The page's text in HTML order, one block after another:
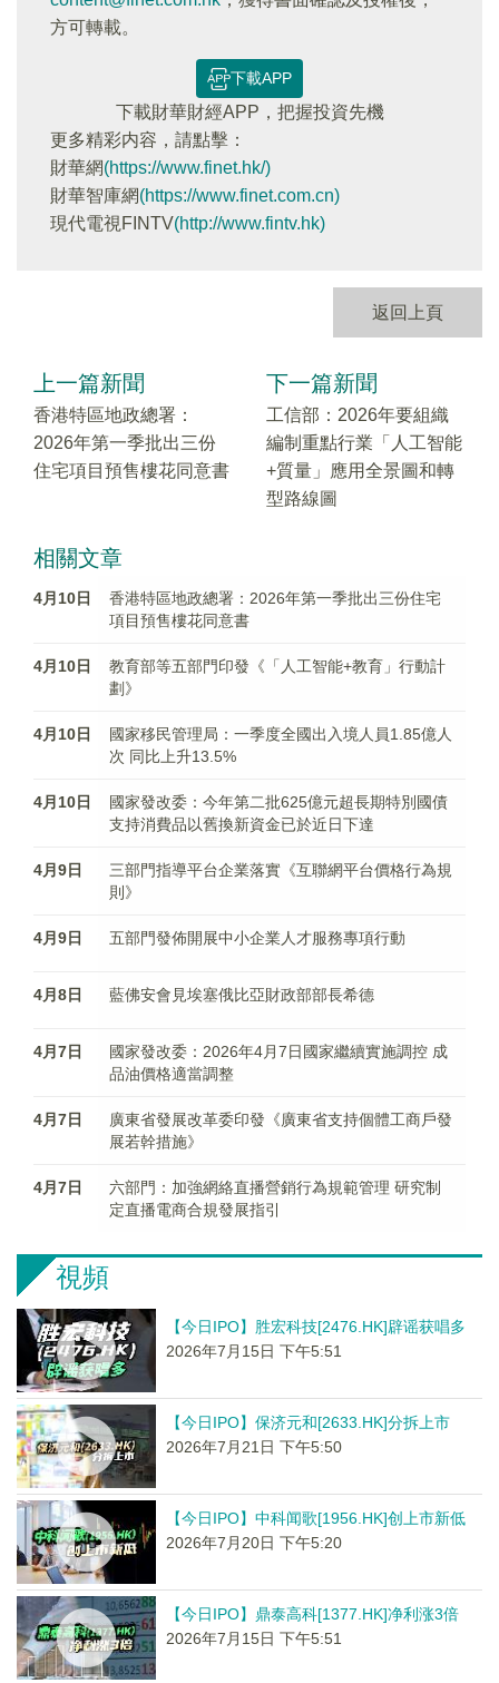
方可轉載。
下載APP
下載財華財經APP，把握投資先機
更多精彩内容，請點擊：
財華網(https://www.finet.hk/)
財華智庫網(https://www.finet.com.cn)
現代電視FINTV(http://www.fintv.hk)
返回上頁
上一篇新聞
香港特區地政總署：
2026年第一季批出三份
住宅項目預售樓花同意書
下一篇新聞
工信部：2026年要組織
編制重點行業「人工智能
+質量」應用全景圖和轉
型路線圖
相關文章
4月10日
香港特區地政總署：2026年第一季批出三份住宅
項目預售樓花同意書
4月10日
教育部等五部門印發《「人工智能+教育」行動計
劃》
4月10日
國家移民管理局：一季度全國出入境人員1.85億人
次 同比上升13.5%​
4月10日
國家發改委：今年第二批625億元超長期特別國債
支持消費品以舊換新資金已於近日下達
4月9日
三部門指導平台企業落實《互聯網平台價格行為規
則》
4月9日 五部門發佈開展中小企業人才服務專項行動
4月8日 藍佛安會見埃塞俄比亞財政部部長希德
4月7日
國家發改委：2026年4月7日國家繼續實施調控 成
品油價格適當調整
4月7日
廣東省發展改革委印發《廣東省支持個體工商戶發
展若幹措施》
4月7日
六部門：加強網絡直播營銷行為規範管理 研究制
定直播電商合規發展指引
視頻
【今日IPO】胜宏科技[2476.HK]辟谣获唱多
2026年7月15日 下午5:51
【今日IPO】保济元和[2633.HK]分拆上市
2026年7月21日 下午5:50
【今日IPO】中科闻歌[1956.HK]创上市新低
2026年7月20日 下午5:20
【今日IPO】鼎泰高科[1377.HK]净利涨3倍
2026年7月15日 下午5:51